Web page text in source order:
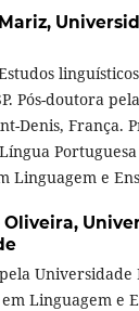
Pós-doutora
Denis, França.
Linguagem e
Universidade
Linguagem e